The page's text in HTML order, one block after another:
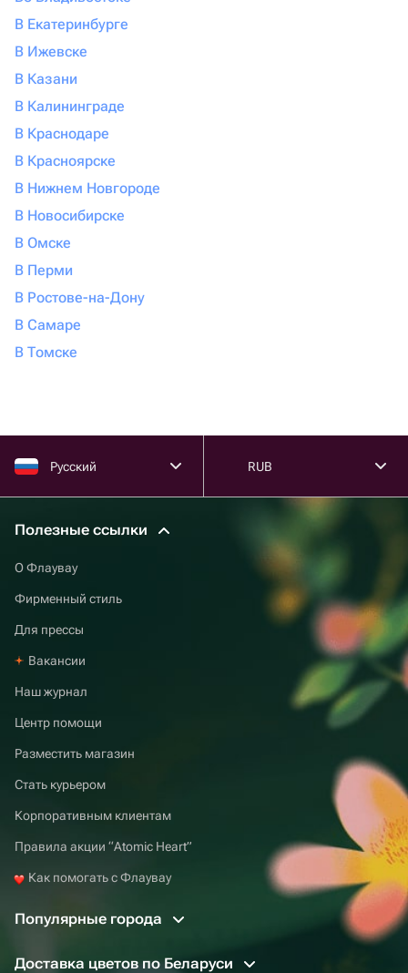
В Екатеринбурге
В Ижевске
В Казани
В Калининграде
В Краснодаре
В Красноярске
В Нижнем Новгороде
В Новосибирске
В Омске
В Перми
В Ростове-на-Дону
В Самаре
В Томске
Русский RUB
Полезные ссылки
О Флаувау
Фирменный стиль
Для прессы
Вакансии
Наш журнал
Центр помощи
Разместить магазин
Стать курьером
Корпоративным клиентам
Правила акции “Atomic Heart”
Как помогать с Флаувау
Популярные города
Доставка цветов по Беларуси